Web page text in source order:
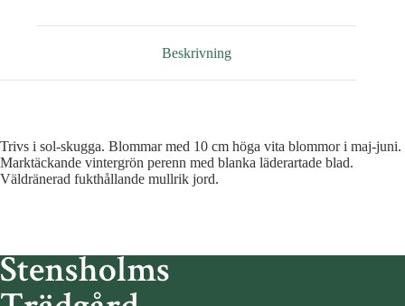
Beskrivning
Trivs i sol-skugga. Blommar med 10 cm höga vita blommor i maj-juni.
Marktäckande vintergrön perenn med blanka läderartade blad.
Väldränerad fukthållande mullrik jord.